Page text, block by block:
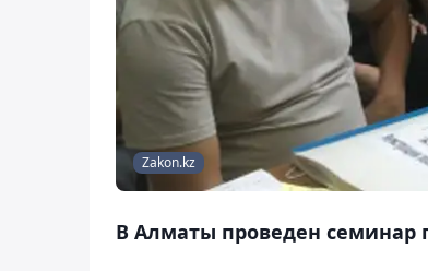
Zakon.kz
В Алматы проведен семинар